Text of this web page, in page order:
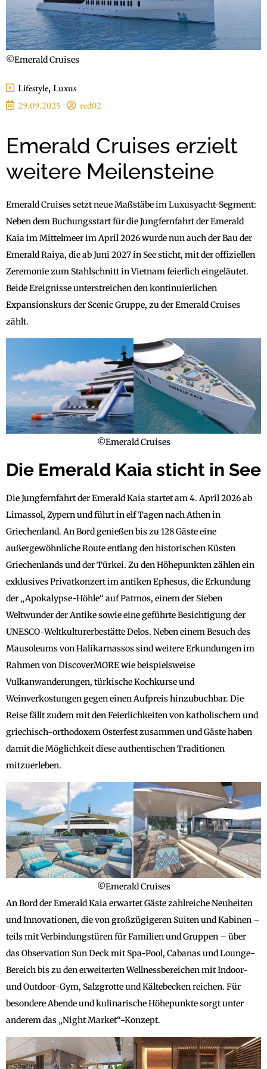
©Emerald Cruises
Lifestyle, Luxus
29.09.2025
red02
Emerald Cruises erzielt
weitere Meilensteine
Emerald Cruises setzt neue Maßstäbe im Luxusyacht-Segment:
Neben dem Buchungsstart für die Jungfernfahrt der Emerald
Kaia im Mittelmeer im April 2026 wurde nun auch der Bau der
Emerald Raiya, die ab Juni 2027 in See sticht, mit der offiziellen
Zeremonie zum Stahlschnitt in Vietnam feierlich eingeläutet.
Beide Ereignisse unterstreichen den kontinuierlichen
Expansionskurs der Scenic Gruppe, zu der Emerald Cruises
zählt.
©Emerald Cruises
Die Emerald Kaia sticht in See
Die Jungfernfahrt der Emerald Kaia startet am 4. April 2026 ab
Limassol, Zypern und führt in elf Tagen nach Athen in
Griechenland. An Bord genießen bis zu 128 Gäste eine
außergewöhnliche Route entlang den historischen Küsten
Griechenlands und der Türkei. Zu den Höhepunkten zählen ein
exklusives Privatkonzert im antiken Ephesus, die Erkundung
der „Apokalypse-Höhle“ auf Patmos, einem der Sieben
Weltwunder der Antike sowie eine geführte Besichtigung der
UNESCO-Weltkulturerbestätte Delos. Neben einem Besuch des
Mausoleums von Halikarnassos sind weitere Erkundungen im
Rahmen von DiscoverMORE wie beispielsweise
Vulkanwanderungen, türkische Kochkurse und
Weinverkostungen gegen einen Aufpreis hinzubuchbar. Die
Reise fällt zudem mit den Feierlichkeiten von katholischem und
griechisch-orthodoxem Osterfest zusammen und Gäste haben
damit die Möglichkeit diese authentischen Traditionen
mitzuerleben.
©Emerald Cruises
An Bord der Emerald Kaia erwartet Gäste zahlreiche Neuheiten
und Innovationen, die von großzügigeren Suiten und Kabinen –
teils mit Verbindungstüren für Familien und Gruppen – über
das Observation Sun Deck mit Spa-Pool, Cabanas und Lounge-
Bereich bis zu den erweiterten Wellnessbereichen mit Indoor-
und Outdoor-Gym, Salzgrotte und Kältebecken reichen. Für
besondere Abende und kulinarische Höhepunkte sorgt unter
anderem das „Night Market“-Konzept.